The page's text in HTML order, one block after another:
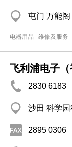
屯门 万能阁
电器用品─维修及服务
飞利浦电子（
2830 6183
沙田 科学
2895 0306